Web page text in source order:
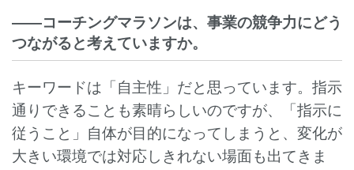
――コーチングマラソンは、事業の競争力にどう
つながると考えていますか。
キーワードは「自主性」だと思っています。指示
通りできることも素晴らしいのですが、「指示に
従うこと」自体が目的になってしまうと、変化が
大きい環境では対応しきれない場面も出てきま